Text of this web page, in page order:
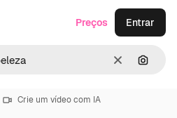
Limpar
Preços Entrar
Crie um vídeo com IA